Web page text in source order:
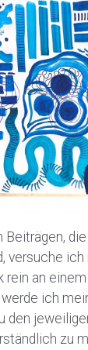
Beiträgen,
versuche ich
rein an
ich
den
zu